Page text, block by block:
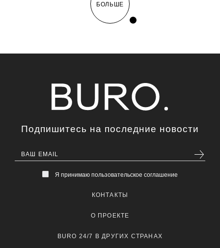
БОЛЬШЕ
Подпишитесь на последние новости
Я принимаю пользовательское соглашение
КОНТАКТЫ
О ПРОЕКТЕ
BURO 24/7 В ДРУГИХ СТРАНАХ